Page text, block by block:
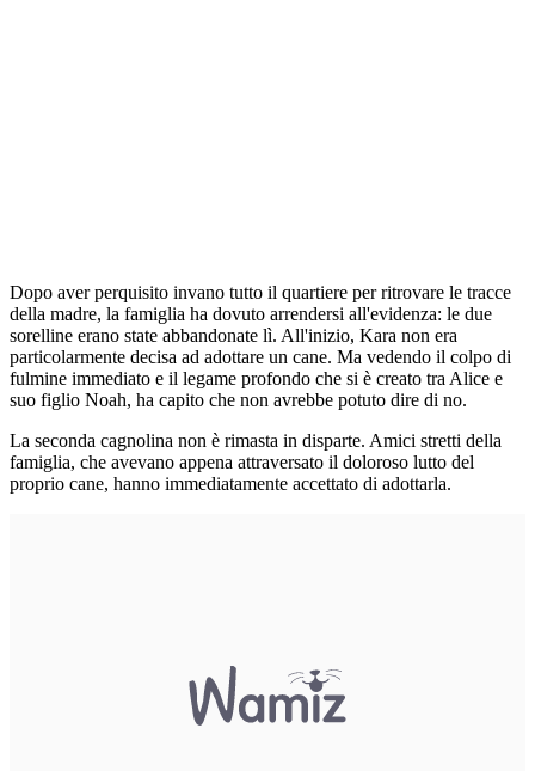
Dopo aver perquisito invano tutto il quartiere per ritrovare le tracce
della madre, la famiglia ha dovuto arrendersi all'evidenza: le due
sorelline erano state abbandonate lì. All'inizio, Kara non era
particolarmente decisa ad adottare un cane. Ma vedendo il colpo di
fulmine immediato e il legame profondo che si è creato tra Alice e
suo figlio Noah, ha capito che non avrebbe potuto dire di no.
La seconda cagnolina non è rimasta in disparte. Amici stretti della
famiglia, che avevano appena attraversato il doloroso lutto del
proprio cane, hanno immediatamente accettato di adottarla.